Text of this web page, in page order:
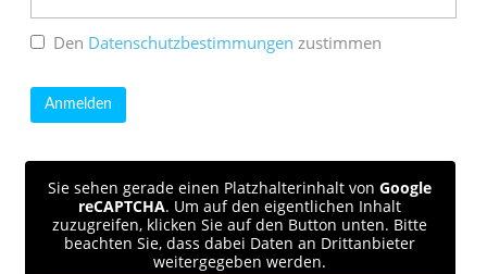
Den Datenschutzbestimmungen zustimmen
Sie sehen gerade einen Platzhalterinhalt vonGoogle
reCAPTCHA. Um auf den eigentlichen Inhalt
zuzugreifen, klicken Sie auf den Button unten. Bitte
beachten Sie, dass dabei Daten an Drittanbieter
weitergegeben werden.